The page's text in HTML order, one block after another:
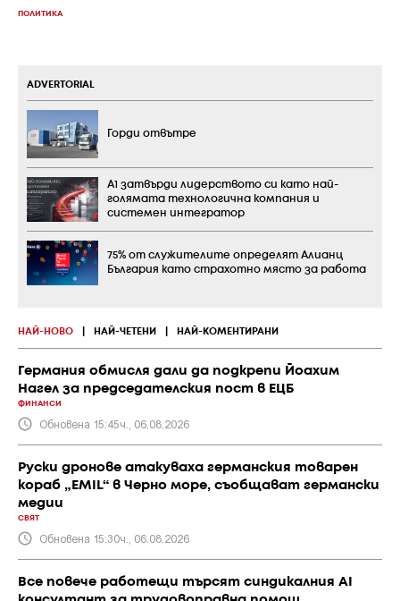
ПОЛИТИКА
НАЙ-НОВО НАЙ-ЧЕТЕНИ НАЙ-КОМЕНТИРАНИ
Германия обмисля дали да подкрепи Йоахим
Нагел за председателския пост в ЕЦБ
ФИНАНСИ
Обновена 15:45ч., 06.08.2026
Руски дронове атакуваха германския товарен
кораб „EMIL“ в Черно море, съобщават германски
медии
СВЯТ
Обновена 15:30ч., 06.08.2026
Все повече работещи търсят синдикалния AI
ADVERTORIAL
Горди отвътре
А1 затвърди лидерството си като най-
голямата технологична компания и
системен интегратор
75% от служителите определят Алианц
България като страхотно място за работа